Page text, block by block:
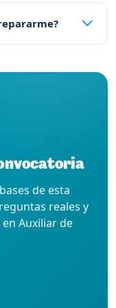
de esta
reales y
Auxiliar de